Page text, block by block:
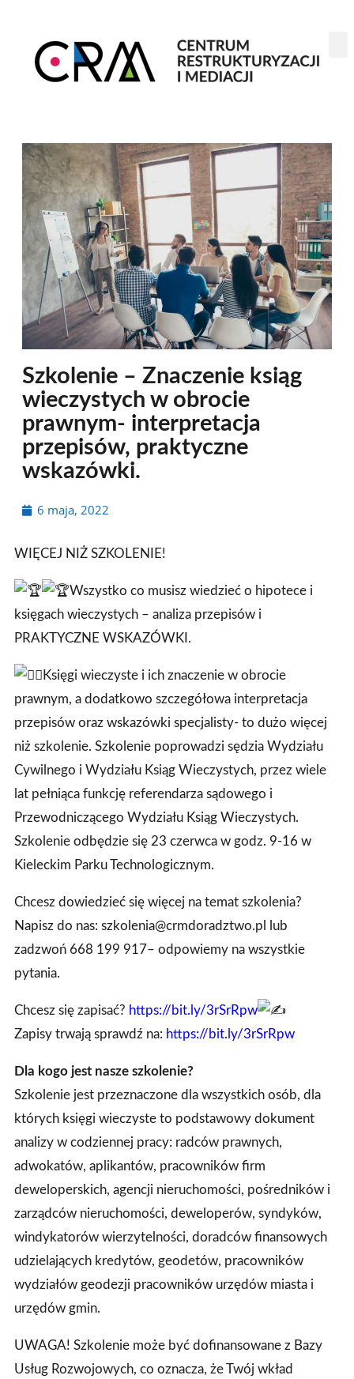
Szkolenie – Znaczenie ksiąg
wieczystych w obrocie
prawnym- interpretacja
przepisów, praktyczne
wskazówki.
6 maja, 2022
WIĘCEJ NIŻ SZKOLENIE!
Wszystko co musisz wiedzieć o hipotece i
księgach wieczystych – analiza przepisów i
PRAKTYCZNE WSKAZÓWKI.
Księgi wieczyste i ich znaczenie w obrocie
prawnym, a dodatkowo szczegółowa interpretacja
przepisów oraz wskazówki specjalisty- to dużo więcej
niż szkolenie. Szkolenie poprowadzi sędzia Wydziału
Cywilnego i Wydziału Ksiąg Wieczystych, przez wiele
lat pełniąca funkcję referendarza sądowego i
Przewodniczącego Wydziału Ksiąg Wieczystych.
Szkolenie odbędzie się 23 czerwca w godz. 9-16 w
Kieleckim Parku Technologicznym.
Chcesz dowiedzieć się więcej na temat szkolenia?
Napisz do nas: szkolenia@crmdoradztwo.pl lub
zadzwoń 668 199 917– odpowiemy na wszystkie
pytania.
Chcesz się zapisać? https://bit.ly/3rSrRpw
Zapisy trwają sprawdź na: https://bit.ly/3rSrRpw
Dla kogo jest nasze szkolenie?
Szkolenie jest przeznaczone dla wszystkich osób, dla
których księgi wieczyste to podstawowy dokument
analizy w codziennej pracy: radców prawnych,
adwokatów, aplikantów, pracowników firm
deweloperskich, agencji nieruchomości, pośredników i
zarządców nieruchomości, deweloperów, syndyków,
windykatorów wierzytelności, doradców finansowych
udzielających kredytów, geodetów, pracowników
wydziałów geodezji pracowników urzędów miasta i
urzędów gmin.
UWAGA! Szkolenie może być dofinansowane z Bazy
Usług Rozwojowych, co oznacza, że Twój wkład